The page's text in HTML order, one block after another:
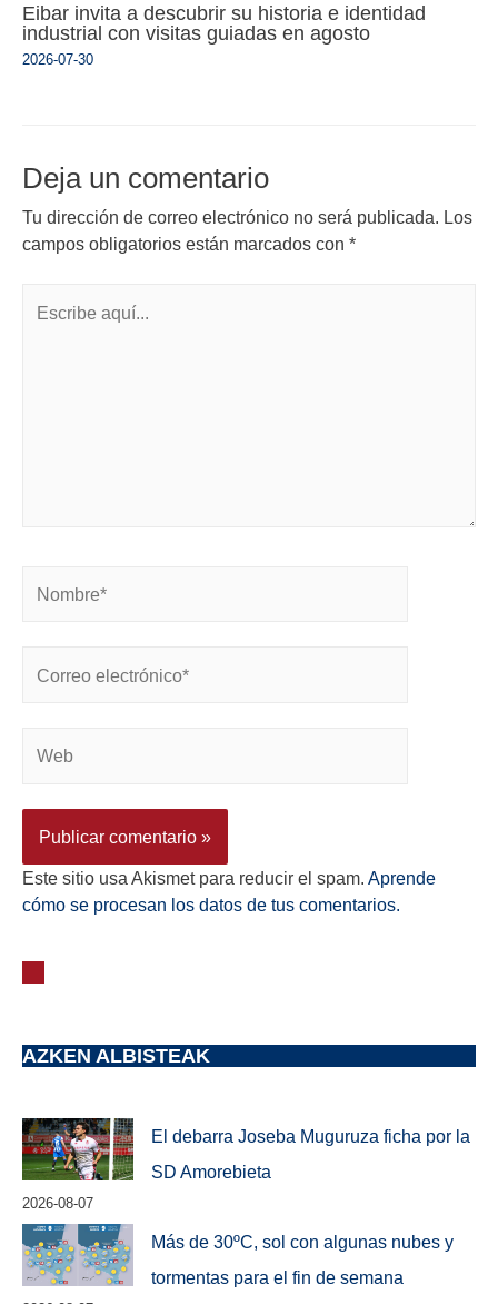
Eibar invita a descubrir su historia e identidad
industrial con visitas guiadas en agosto
2026-07-30
Deja un comentario
Tu dirección de correo electrónico no será publicada. Los
campos obligatorios están marcados con *
Este sitio usa Akismet para reducir el spam. Aprende
cómo se procesan los datos de tus comentarios.
AZKEN ALBISTEAK
El debarra Joseba Muguruza ficha por la
SD Amorebieta
2026-08-07
Más de 30ºC, sol con algunas nubes y
tormentas para el fin de semana